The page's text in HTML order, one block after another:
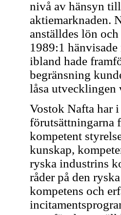
nivå av hänsyn
aktiemarknaden.
anställdes lön
1989:1
ibland hade
begränsning
låsa utvecklingen
Vostok Nafta har
förutsättningarna
kompetent
kunskap,
ryska industrins
råder på den
kompetens och